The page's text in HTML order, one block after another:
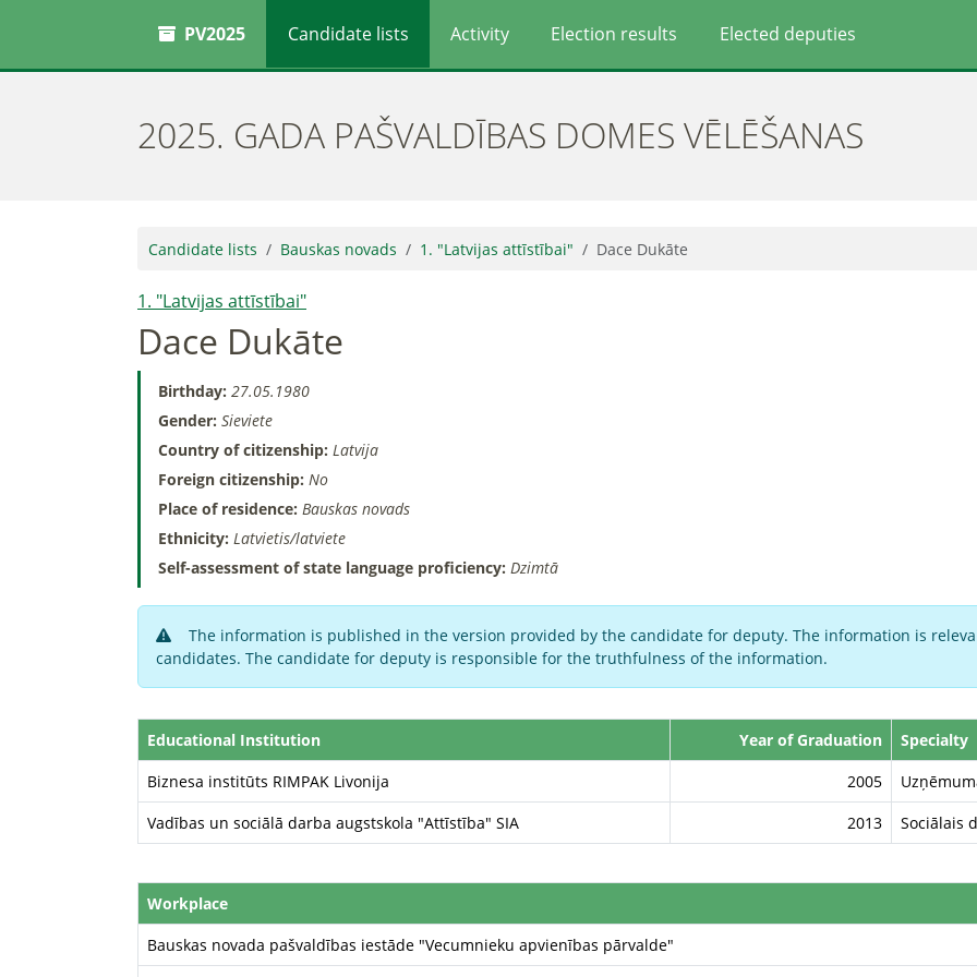
PV2025 Candidate lists Activity Election results Elected deputies
2025. GADA PAŠVALDĪBAS DOMES VĒLĒŠANAS
Candidate lists Bauskas novads 1. "Latvijas attīstībai" Dace Dukāte
1. "Latvijas attīstībai"
Dace Dukāte
Birthday: 27.05.1980
Gender: Sieviete
Country of citizenship: Latvija
Foreign citizenship: No
Place of residence: Bauskas novads
Ethnicity: Latvietis/latviete
Self-assessment of state language proficiency: Dzimtā
The information is published in the version provided by the candidate for deputy. The information is
candidates. The candidate for deputy is responsible for the truthfulness of the information.
Educational Institution Year of Graduation
Specialty
Biznesa institūts RIMPAK Livonija
2005
Vadības un sociālā darba augstskola "Attīstība" SIA
2013 Sociālais
Workplace
Bauskas novada pašvaldības iestāde "Vecumnieku apvienības pārvalde"